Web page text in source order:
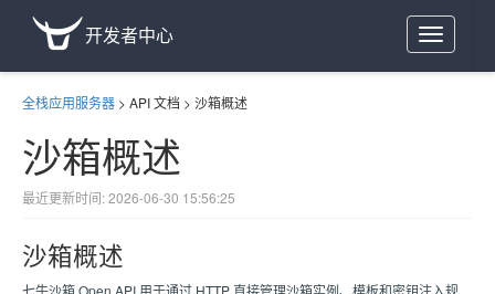
Toggle
navigation
开发者中心
全栈应用服务器 > API 文档 > 沙箱概述
沙箱概述
最近更新时间: 2026-06-30 15:56:25
沙箱概述
七牛沙箱 Open API 用于通过 HTTP 直接管理沙箱实例、模板和密钥注入规